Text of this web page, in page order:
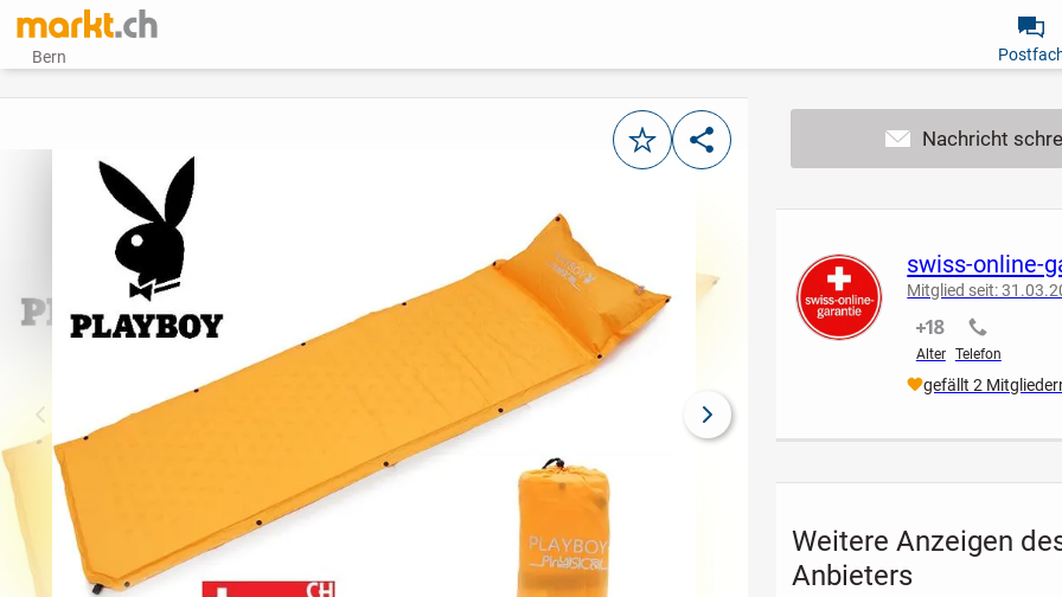
Bern
MerkenTeilen
vorheriges Bild nächstes Bild
swiss-online-
Mitglied seit:
Alter
nicht verifiziert
Telefon
nicht
gefällt 2
Weitere Anzeigen
Anbieters